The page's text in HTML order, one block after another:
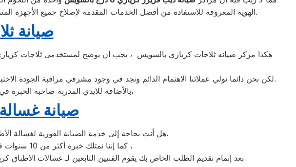
الهوية المعروفة للاستفادة من أفضل الخدمات المقدمة لإصلاح جميع الأجهزةالواجهة المثالية للتعويل عليه والاستعانة به في ذلك العالم الكبير.
صيانة
هكذا مركز صيانه ثلاجات كريازي بالسويس ، يجب ان يوضح لمستخدمى ثلاجات كريازي
لكن نحن دائما نولي عملائنا الاهتمام الدائم ونجد في وجود مشرفي مراقبة الجودة الاختيار الامثل لخروج اجهزة الثلاجات سواء من مركز الصيانه لثلاجات كريازي المعتمد بالسويس او من منزل العميل.
بالأضافة للايدي المدربة صاحبة الخبرة في كافة اعطال ثلاجات كريازي بجميع موديلاتها القديم منها والحديث،
صيانة
هل أنت بحاجة إلى خدمة الصيانة الفورية لغسالة الأطباق كريازي السويس لديك؟ نحن نمنحك خدمة الصيانة الفورية التي ترغب بها،
كما إننا نمتلك خبرة أكثر من 10 سنوات في خدمات إصلاحات كافة أنواع غسالات الأطباق كريازي السويس ،
بعد إتمام تقديم الطلب الخاص بك يقوم الفنيين التابعين لـ غسالات